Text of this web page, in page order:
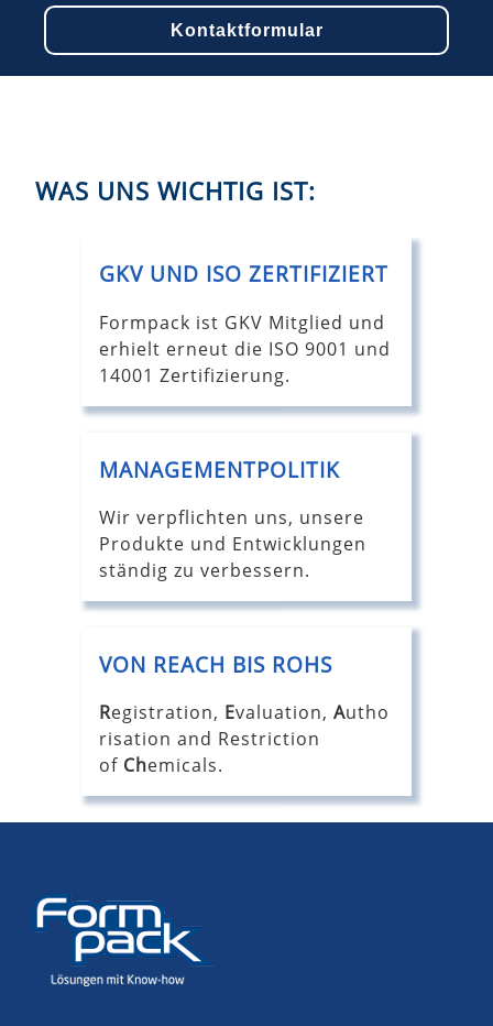
Kontaktformular
WAS UNS WICHTIG IST:
GKV UND ISO ZERTIFIZIERT
Formpack ist GKV Mitglied und
erhielt erneut die ISO 9001 und
14001 Zertifizierung.
MANAGEMENTPOLITIK
Wir verpflichten uns, unsere
Produkte und Entwicklungen
ständig zu verbessern.
VON REACH BIS ROHS
Registration, Evaluation, Autho
risation and Restriction
of Chemicals.